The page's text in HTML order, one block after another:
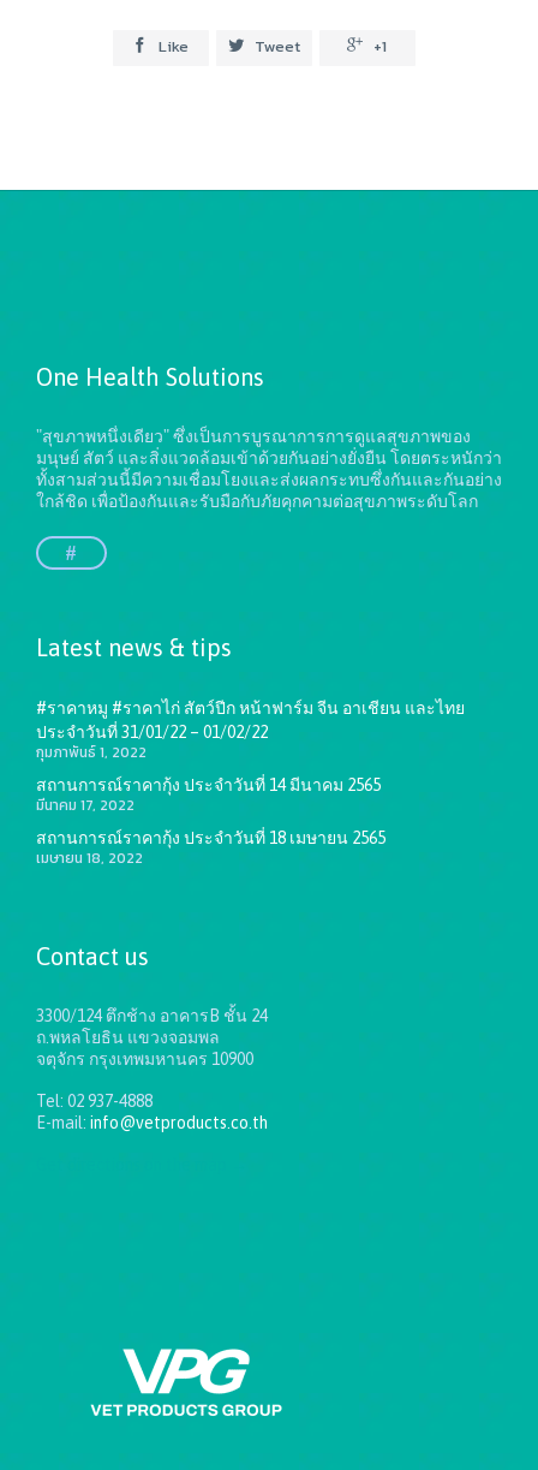
 Like  Tweet  +1
One Health Solutions
"สุขภาพหนึ่งเดียว" ซึ่งเป็นการบูรณาการการดูแลสุขภาพของ
มนุษย์ สัตว์ และสิ่งแวดล้อมเข้าด้วยกันอย่างยั่งยืนโดยตระหนักว่า
ทั้งสามส่วนนี้มีความเชื่อมโยงและส่งผลกระทบซึ่งกันและกันอย่าง
ใกล้ชิด เพื่อป้องกันและรับมือกับภัยคุกคามต่อสุขภาพระดับโลก
#
Latest news & tips
#ราคาหมู #ราคาไก่ สัตว์ปีก หน้าฟาร์ม จีน อาเชียน และไทย
ประจำวันที่ 31/01/22 – 01/02/22
กุมภาพันธ์ 1, 2022
สถานการณ์ราคากุ้ง ประจำวันที่ 14 มีนาคม 2565
มีนาคม 17, 2022
สถานการณ์ราคากุ้ง ประจำวันที่ 18 เมษายน 2565
เมษายน 18, 2022
Contact us
3300/124 ตึกช้าง อาคารB ชั้น 24
ถ.พหลโยธิน แขวงจอมพล
จตุจักร กรุงเทพมหานคร 10900
Tel: 02 937-4888
E-mail: info@vetproducts.co.th